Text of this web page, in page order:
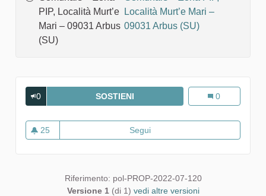
PIP, Località Murt’e
Mari – 09031 Arbus
(SU)
0 SOSTIENI OVIS NIGRA CREAZIONI
Ovis Nigra
0
25
25 sostenitori
Segui
Riferimento: pol-PROP-2022-07-120
Versione 1(di 1) vedi altre versioni